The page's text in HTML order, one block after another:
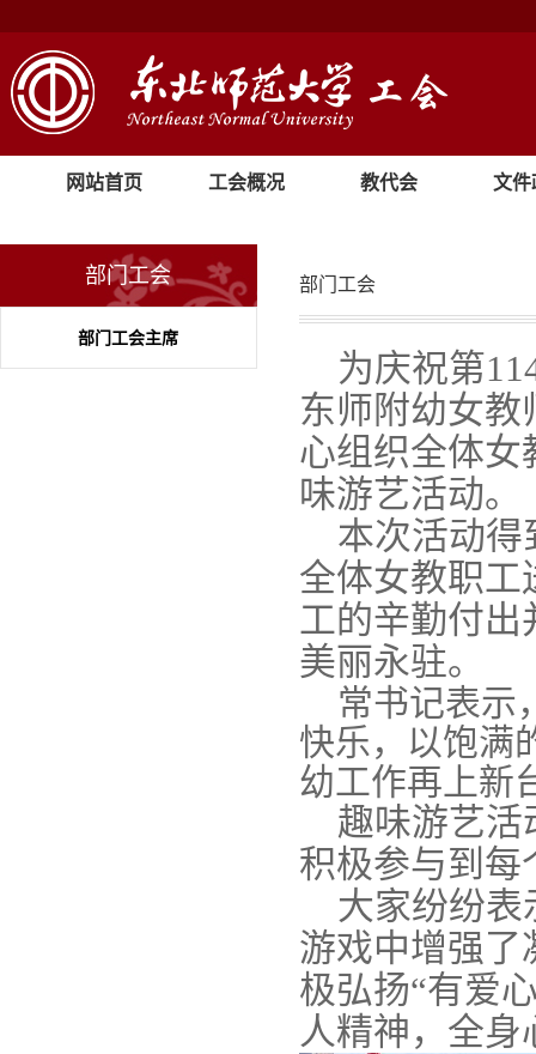
网站首页 工会概况 教代会 文件
部门工会
部门工会主席
部门工会
为庆祝第
东师附幼女教
心组织全体女
味游艺活动。
本次活动得
全体女教职工
工的辛勤付出
美丽永驻。
常书记表示
快乐， 以饱满
幼工作再上新
趣味游艺活
积极参与到每
大家纷纷
游戏中增强了
极弘扬“有爱
人精神，全